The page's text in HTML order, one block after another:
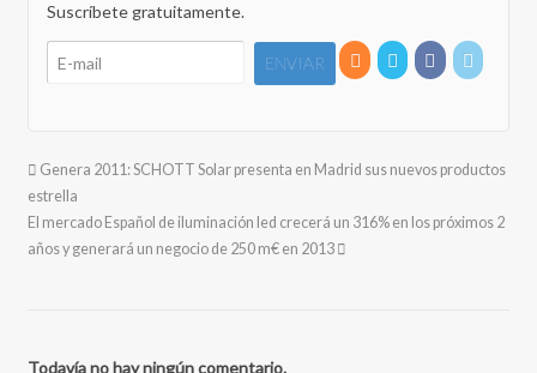
Suscríbete gratuitamente.
Genera 2011: SCHOTT Solar presenta en Madrid sus nuevos productos
estrella
El mercado Español de iluminación led crecerá un 316% en los próximos 2
años y generará un negocio de 250 m€ en 2013
Todavía no hay ningún comentario.